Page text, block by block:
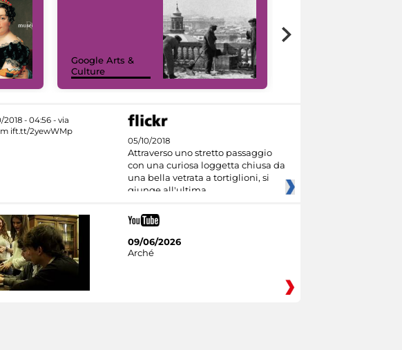
Google Arts &
Culture
05/10/2018
Attraverso uno stretto passaggio
con una curiosa loggetta chiusa da
una bella vetrata a tortiglioni, si
giunge all'ultima
09/06/2026
Arché